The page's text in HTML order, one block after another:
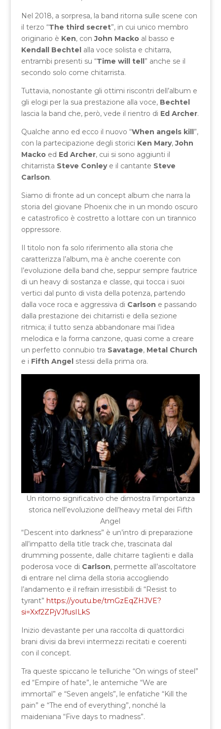
Nel 2018, a sorpresa, la band ritorna sulle scene con
il terzo “The third secret”, in cui unico membro
originario è Ken, conJohn Mackoal basso e
Kendall Bechtelalla voce solista e chitarra,
entrambi presenti su “Time will tell” anche se il
secondo solo come chitarrista.
Tuttavia, nonostante gli ottimi riscontri dell’album e
gli elogi per la sua prestazione alla voce, Bechtel
lascia la band che, però, vede il rientro di Ed Archer.
Qualche anno ed ecco il nuovo “When angels kill”,
con la partecipazione degli storici Ken Mary,John
Mackoed Ed Archer, cui si sono aggiunti il
chitarrista Steve Conleye il cantante Steve
Carlson.
Siamo di fronte ad un concept album che narra la
storia del giovane Phoenix che in un mondo oscuro
e catastrofico è costretto a lottare con un tirannico
oppressore.
Il titolo non fa solo riferimento alla storia che
caratterizza l’album, ma è anche coerente con
l’evoluzione della band che, seppur sempre fautrice
di un heavy di sostanza e classe, qui tocca i suoi
vertici dal punto di vista della potenza, partendo
dalla voce roca e aggressiva di Carlson e passando
dalla prestazione dei chitarristi e della sezione
ritmica; il tutto senza abbandonare mai l’idea
melodica e la forma canzone, quasi come a creare
un perfetto connubio tra Savatage, Metal Church
e i Fifth Angelstessi della prima ora.
Un ritorno significativo che dimostra l’importanza
storica nell’evoluzione dell’heavy metal dei Fifth
Angel
“Descent into darkness” è un’intro di preparazione
all’impatto della title track che, trascinata dal
drumming possente, dalle chitarre taglienti e dalla
poderosa voce di Carlson, permette all’ascoltatore
di entrare nel clima della storia accogliendo
l’andamento e il refrain irresistibili di “Resist to
tyrant” https://youtu.be/tmGzEqZHJVE?
si=Xxf2ZPjVJfusILkS
Inizio devastante per una raccolta di quattordici
brani divisi da brevi intermezzi recitati e coerenti
con il concept.
Tra queste spiccano le telluriche “On wings of steel”
ed “Empire of hate”, le antemiche “We are
immortal” e “Seven angels”, le enfatiche “Kill the
pain” e “The end of everything”, nonché la
maideniana “Five days to madness”.